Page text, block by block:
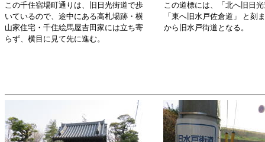
この千住宿場町通りは、旧日光街道で歩
いているので、途中にある高札場跡・横
山家住宅・千住絵馬屋吉田家には立ち寄
らず、横目に見て先に進む。
この道標には、「北へ旧日
「東へ旧水戸佐倉道」 と刻
から旧水戸街道となる。